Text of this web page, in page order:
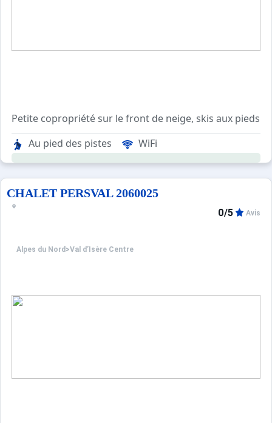
Petite copropriété sur le front de neige, skis aux pieds
A quelques pas de la patinoire et de toutes les
Résidence sans ascenseur, sécurisée avec digicode.
Containers municipaux situés en dehors de la résidence.
Parking payant du Centre à proximité de la résidence.
Au pied des pistes WiFi
CHALET PERSVAL 2060025
Alpes du Nord >Val d’Isère Centre
0/5 Avis